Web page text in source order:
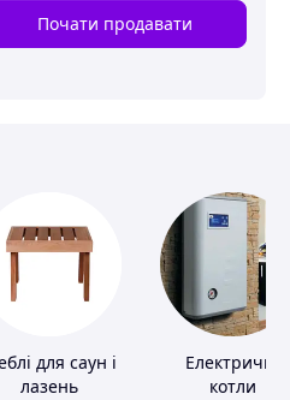
Почати продавати
для саун і
лазень
Електричні
котли